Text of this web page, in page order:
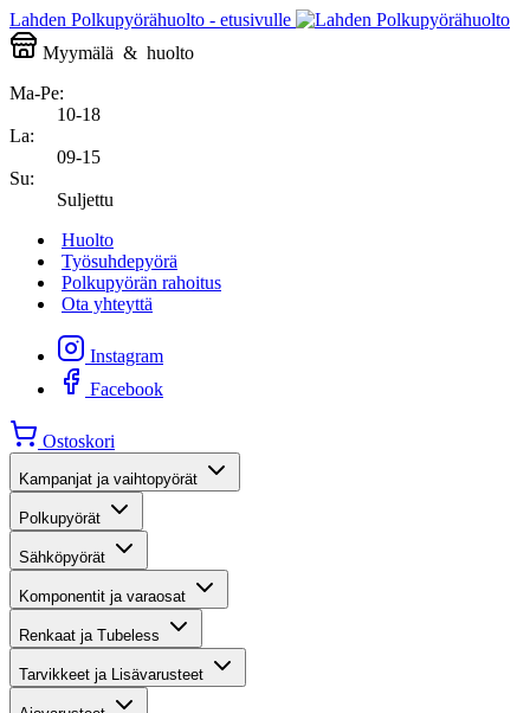
Lahden Polkupyörähuolto - etusivulle
Myymälä & huolto
Ma-Pe:
10-18
La:
09-15
Su:
Suljettu
Huolto
Työsuhdepyörä
Polkupyörän rahoitus
Ota yhteyttä
Instagram
Facebook
Ostoskori
Kampanjat ja vaihtopyörät
Polkupyörät
Sähköpyörät
Komponentit ja varaosat
Renkaat ja Tubeless
Tarvikkeet ja Lisävarusteet